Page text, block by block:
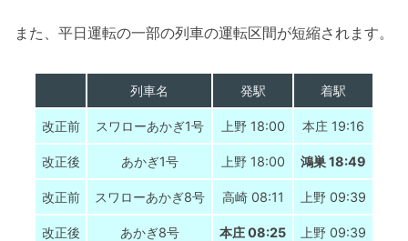
また、平日運転の一部の列車の運転区間が短縮されます。
列車名 発駅 着駅
改正前 スワローあかぎ1号 上野 18:00 本庄 19:16
改正後 あかぎ1号 上野 18:00 鴻巣 18:49
改正前 スワローあかぎ8号 高崎 08:11 上野 09:39
改正後 あかぎ8号 本庄 08:25 上野 09:39